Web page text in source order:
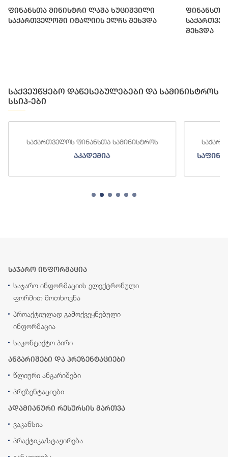
ფინანსთა მინისტრი ლაშა ხუციშვილი
საქართველოში იტალიის ელჩს შეხვდა
ფინანსთა
შეხვდა
საქვეუწყებო დაწესებულებები და სამინისტროს
სსიპ-ები
სამინისტროს
საქართველოს ფინანსთა
საფინანსო-ანალიტიკური
საჯარო ინფორმაცია
საჯარო ინფორმაციის ელექტრონული
ფორმით მოთხოვნა
პროაქტიულად გამოქვეყნებული
ინფორმაცია
საკონტაქტო პირი
ანგარიშები და პრეზენტაციები
წლიური ანგარიშები
პრეზენტაციები
ადამიანური რესურსის მართვა
ვაკანსია
პრაქტიკა/სტაჟირება